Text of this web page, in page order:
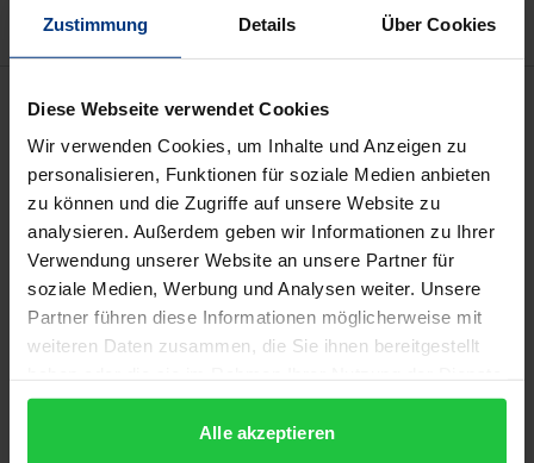
Zustimmung Details Über Cookies
Diese Webseite verwendet Cookies
Wir verwenden Cookies, um Inhalte und Anzeigen zu
personalisieren, Funktionen für soziale Medien anbieten
zu können und die Zugriffe auf unsere Website zu
analysieren. Außerdem geben wir Informationen zu Ihrer
Verwendung unserer Website an unsere Partner für
soziale Medien, Werbung und Analysen weiter. Unsere
Partner führen diese Informationen möglicherweise mit
weiteren Daten zusammen, die Sie ihnen bereitgestellt
gesammelt haben.
Alle akzeptieren
Beschreibung
Sabine Brehme beleuchtet in ihrer Studie anhand
der ersten Krankenjournale Samuel Hahnemanns
die Frühzeit der Homöopathie. Dabei verfolgt sie
einen bisher in der Forschung nicht zu findenden
geschlechtergeschichtlichen Ansatz: Hat Samuel
Hahnemann, der Begründer der Homöopathie, bei
Unterschiede gemacht? Eine wichtige Fragestellung,
denn schließlich war seit der Antike die Vorstellung